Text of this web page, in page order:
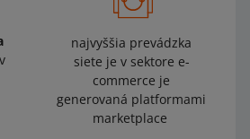
najvyššia prevádzka
siete je v sektore e-
commerce je
generovaná platformami
marketplace